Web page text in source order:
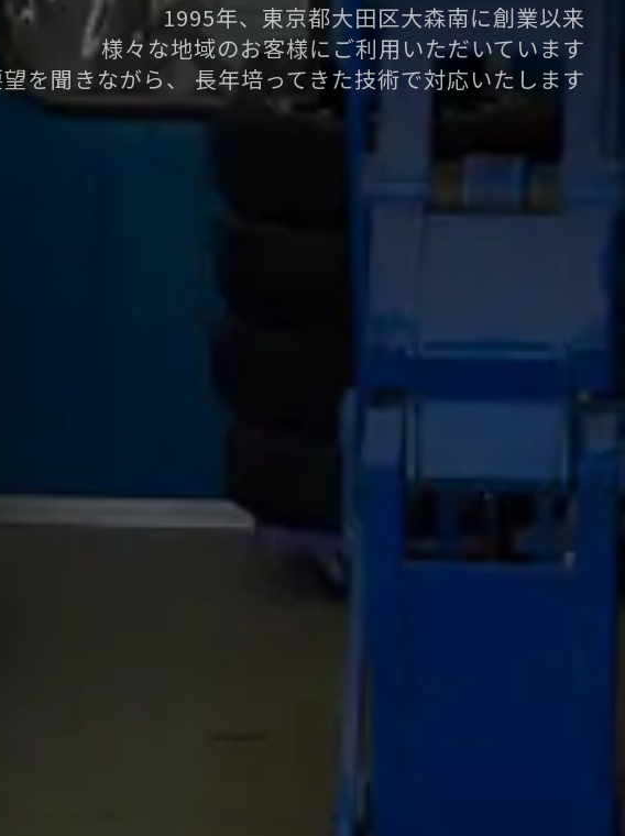
1995年、東京都大田区大森南に創業以来
様々な地域のお客様にご利用いただいています
を聞きながら、
長年培ってきた技術で対応いたします